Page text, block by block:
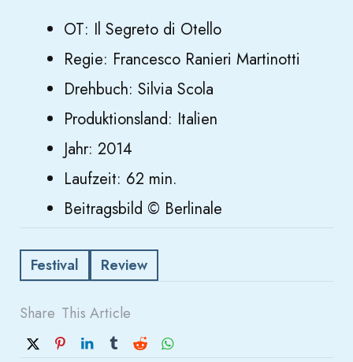
OT: Il Segreto di Otello
Regie: Francesco Ranieri Martinotti
Drehbuch: Silvia Scola
Produktionsland: Italien
Jahr: 2014
Laufzeit: 62 min.
Beitragsbild © Berlinale
Festival Review
Share This Article